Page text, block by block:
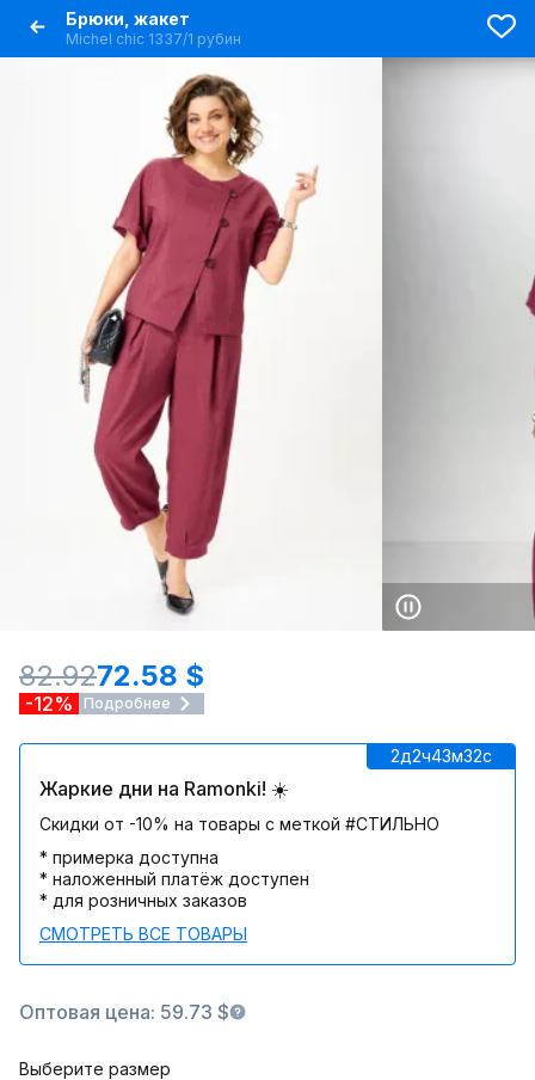
Брюки, жакет
Michel chic 1337/1 рубин
82.9272.58 $
-12% Подробнее
2д2ч43м32c
Жаркие дни на Ramonki! ☀️
Скидки от -10% на товары с меткой #СТИЛЬНО
* примерка доступна
* наложенный платёж доступен
* для розничных заказов
СМОТРЕТЬ ВСЕ ТОВАРЫ
Оптовая цена: 59.73 $
Выберите размер